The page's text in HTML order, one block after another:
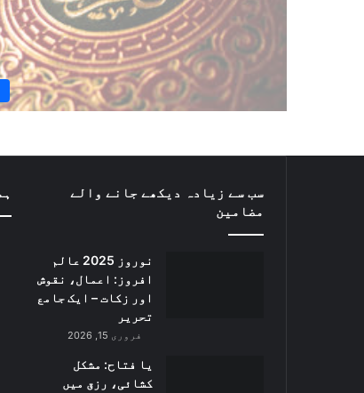
سب سے زیادہ دیکھے جانے والے
مضامین
نوروز 2025 عالم
افروز: اعمال، نقوش
اور زکات – ایک جامع
تحریر
فروری 15, 2026
یا فتاح: مشکل
کشائی، رزق میں